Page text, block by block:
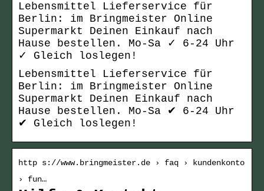
Lebensmittel Lieferservice für
Berlin: im Bringmeister Online
Supermarkt Deinen Einkauf nach
Hause bestellen. Mo-Sa ✓ 6-24 Uhr
✓ Gleich loslegen!
Lebensmittel Lieferservice für
Berlin: im Bringmeister Online
Supermarkt Deinen Einkauf nach
Hause bestellen. Mo-Sa ✔ 6-24 Uhr
✔ Gleich loslegen!
http s://www.bringmeister.de › faq › kundenkonto
› fun…